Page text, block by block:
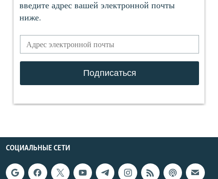
СОЦИАЛЬНЫЕ СЕТИ